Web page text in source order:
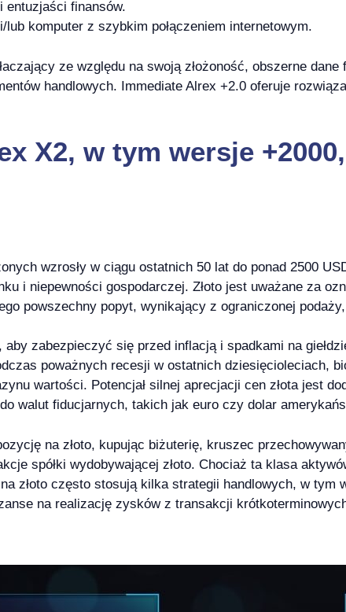
entuzjaści finansów.
lub komputer z szybkim połączeniem internetowym.
ze względu na swoją złożoność, obszerne
handlowych. Immediate Alrex +2.0 oferuje
X2, w tym wersje
wzrosły w ciągu ostatnich 50 lat do ponad 2500
i niepewności gospodarczej. Złoto jest uważane za
powszechny popyt, wynikający z ograniczonej
aby zabezpieczyć się przed inflacją i spadkami na
poważnych recesji w ostatnich dziesięcioleciach,
wartości. Potencjał silnej aprecjacji cen złota jest
walut fiducjarnych, takich jak euro czy dolar
na złoto, kupując biżuterię, kruszec
spółki wydobywającej złoto. Chociaż ta klasa
złoto często stosują kilka strategii handlowych, w
na realizację zysków z transakcji